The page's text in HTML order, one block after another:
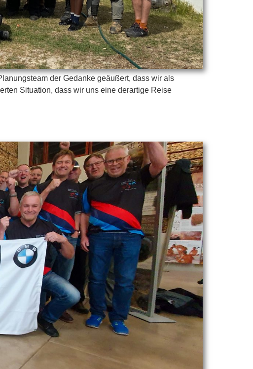
der Gedanke geäußert, dass wir als
Situation, dass wir uns eine derartige Reise